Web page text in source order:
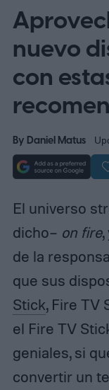
nuevo
con
By Daniel Matus
El universo
dicho– on fire
de la
que sus
Stick, Fire TV
el Fire TV
geniales, si
convertir un